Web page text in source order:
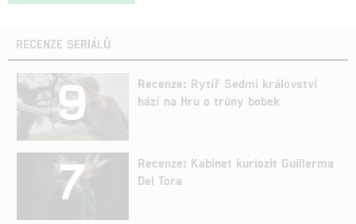
RECENZE SERIÁLŮ
9
Recenze: Rytíř Sedmi království
hází na Hru o trůny bobek
7
Recenze: Kabinet kuriozit Guillerma
Del Tora